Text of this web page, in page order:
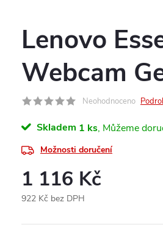
Lenovo
Webcam
Neohodnoceno
Skladem 1 ks
Možnosti doručení
1 116 Kč
922 Kč bez DPH
cena: